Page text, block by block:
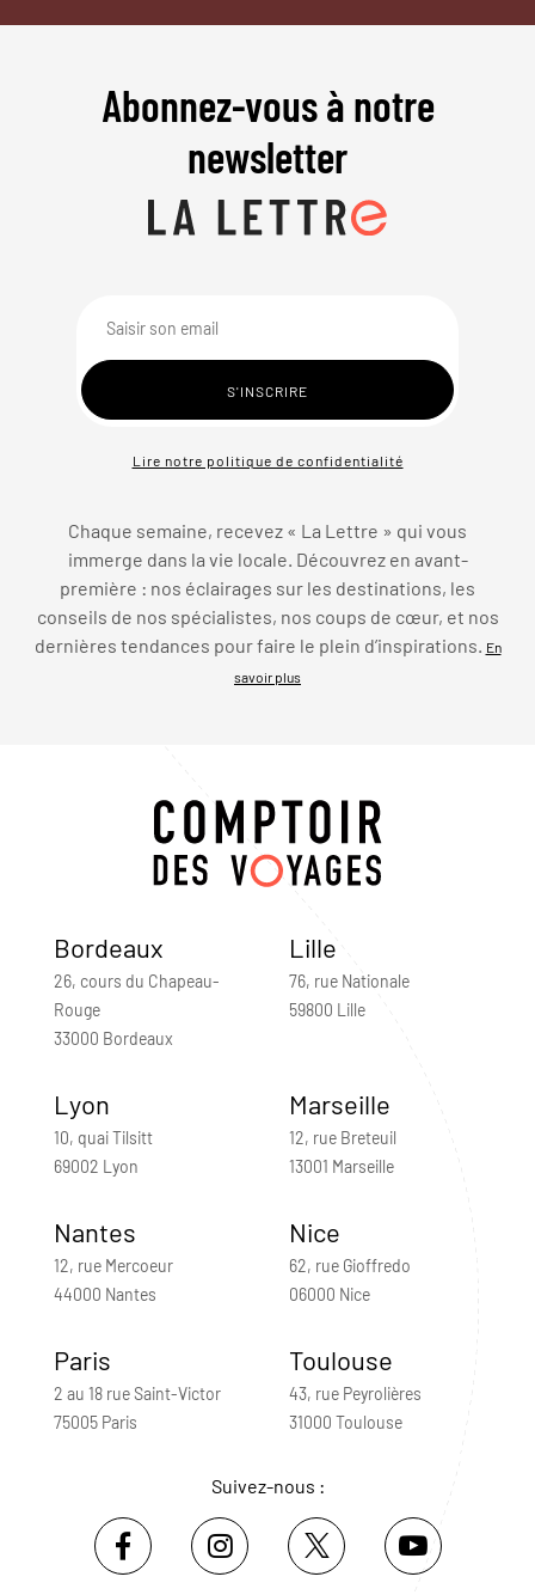
Abonnez-vous à notre
newsletter
Lire notre politique de confidentialité
Chaque semaine, recevez « La Lettre » qui vous
immerge dans la vie locale. Découvrez en avant-
première : nos éclairages sur les destinations, les
conseils de nos spécialistes, nos coups de cœur, et nos
dernières tendances pour faire le plein d’inspirations.
En
savoir plus
Bordeaux
26, cours du Chapeau-
Rouge
33000 Bordeaux
Lille
76, rue Nationale
59800 Lille
Lyon
10, quai Tilsitt
69002 Lyon
Marseille
12, rue Breteuil
13001 Marseille
Nantes
12, rue Mercoeur
44000 Nantes
Nice
62, rue Gioffredo
06000 Nice
Paris
2 au 18 rue Saint-Victor
75005 Paris
Toulouse
43, rue Peyrolières
31000 Toulouse
Suivez-nous :